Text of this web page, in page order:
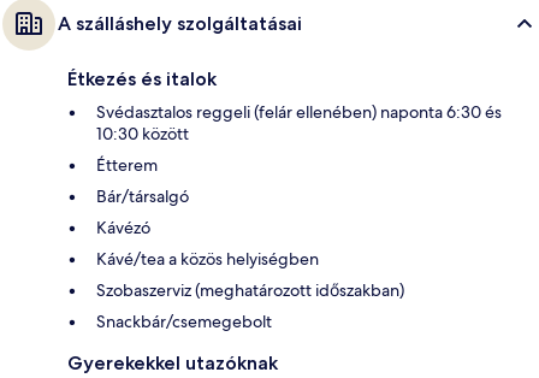
A szálláshely szolgáltatásai
Étkezés és italok
Svédasztalos reggeli (felár ellenében) naponta 6:30 és
10:30 között
Étterem
Bár/társalgó
Kávézó
Kávé/tea a közös helyiségben
Szobaszerviz (meghatározott időszakban)
Snackbár/csemegebolt
Gyerekekkel utazóknak